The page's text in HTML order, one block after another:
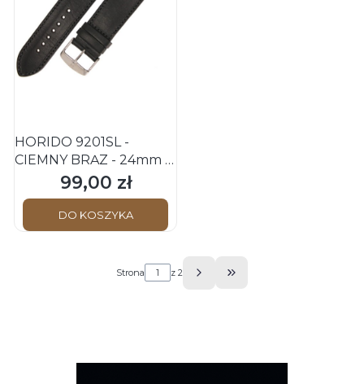
HORIDO 9201SL -
CIEMNY BRĄZ - 24mm -
Skórzany pasek do
zegarka
Cena
99,00 zł
DO KOSZYKA
Strona z 2
Przejdź do ostatniej